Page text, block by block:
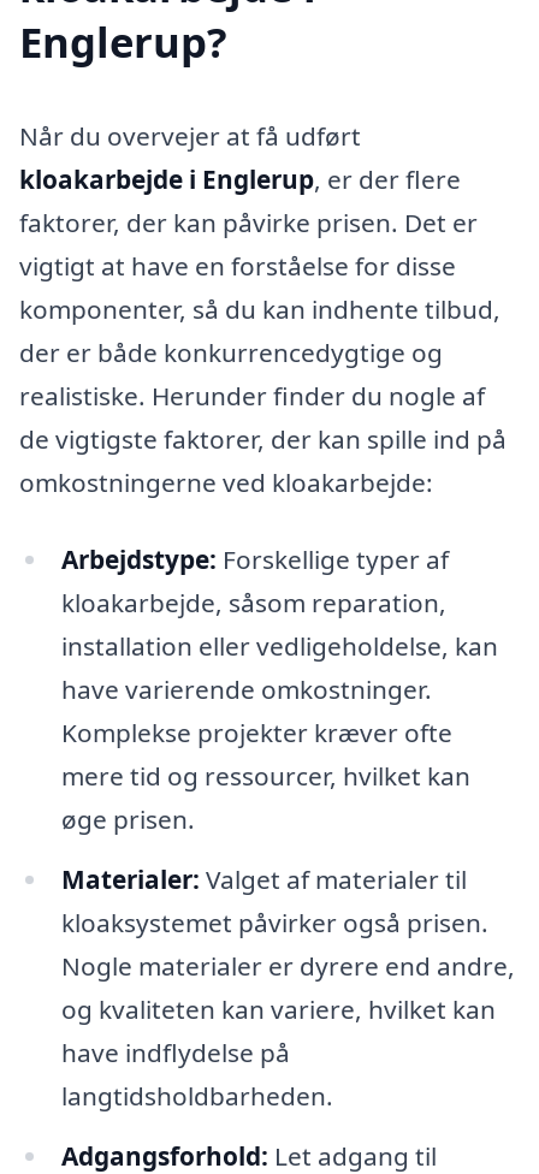
Englerup?
Når du overvejer at få udført
kloakarbejde i Englerup, er der flere
faktorer, der kan påvirke prisen. Det er
vigtigt at have en forståelse for disse
komponenter, så du kan indhente tilbud,
der er både konkurrencedygtige og
realistiske. Herunder finder du nogle af
de vigtigste faktorer, der kan spille ind på
omkostningerne ved kloakarbejde:
Arbejdstype: Forskellige typer af
kloakarbejde, såsom reparation,
installation eller vedligeholdelse, kan
have varierende omkostninger.
Komplekse projekter kræver ofte
mere tid og ressourcer, hvilket kan
øge prisen.
Materialer: Valget af materialer til
kloaksystemet påvirker også prisen.
Nogle materialer er dyrere end andre,
og kvaliteten kan variere, hvilket kan
have indflydelse på
langtidsholdbarheden.
Adgangsforhold: Let adgang til